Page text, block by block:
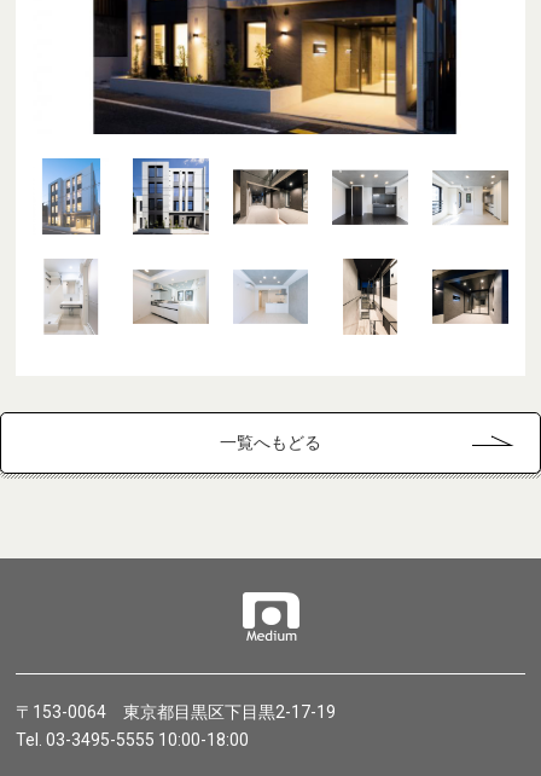
一覧へもどる
〒153-0064 東京都目黒区下目黒2-17-19
Tel. 03-3495-5555 10:00-18:00